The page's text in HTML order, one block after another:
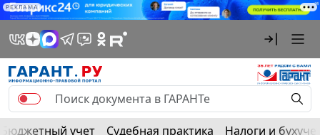
РЕКЛАМА
Бюджетный учет Судебная практика Налоги и